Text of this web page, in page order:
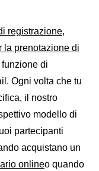
registrazione,
la prenotazione di
di
Ogni volta che tu
il nostro
modello di
partecipanti
acquistano un
onlineo quando